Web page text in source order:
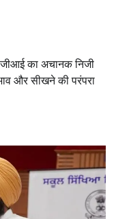
का अचानक निजी
और सीखने की परंपरा